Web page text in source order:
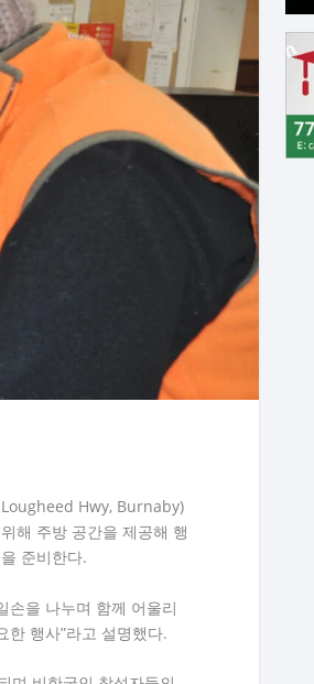
Lougheed Hwy, Burnaby)
해 주방 공간을 제공해 행
준비한다.
손을 나누며 함께 어울리
한 행사”라고 설명했다.